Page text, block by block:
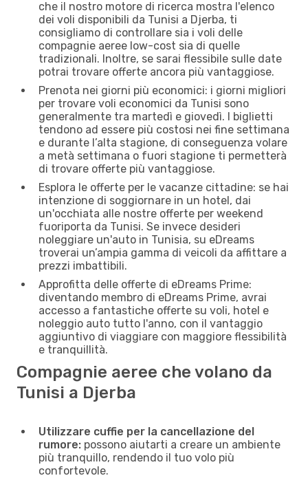
che il nostro motore di ricerca mostra l'elenco
dei voli disponibili da Tunisi a Djerba, ti
consigliamo di controllare sia i voli delle
compagnie aeree low-cost sia di quelle
tradizionali. Inoltre, se sarai flessibile sulle date
potrai trovare offerte ancora più vantaggiose.
Prenota nei giorni più economici: i giorni migliori
per trovare voli economici da Tunisi sono
generalmente tra martedì e giovedì. I biglietti
tendono ad essere più costosi nei fine settimana
e durante l’alta stagione, di conseguenza volare
a metà settimana o fuori stagione ti permetterà
di trovare offerte più vantaggiose.
Esplora le offerte per le vacanze cittadine: se hai
intenzione di soggiornare in un hotel, dai
un'occhiata alle nostre offerte per weekend
fuoriporta da Tunisi. Se invece desideri
noleggiare un'auto in Tunisia, su eDreams
troverai un’ampia gamma di veicoli da affittare a
prezzi imbattibili.
Approfitta delle offerte di eDreams Prime:
diventando membro di eDreams Prime, avrai
accesso a fantastiche offerte su voli, hotel e
noleggio auto tutto l'anno, con il vantaggio
aggiuntivo di viaggiare con maggiore flessibilità
e tranquillità.
Compagnie aeree che volano da
Tunisi a Djerba
Utilizzare cuffie per la cancellazione del
rumore: possono aiutarti a creare un ambiente
più tranquillo, rendendo il tuo volo più
confortevole.